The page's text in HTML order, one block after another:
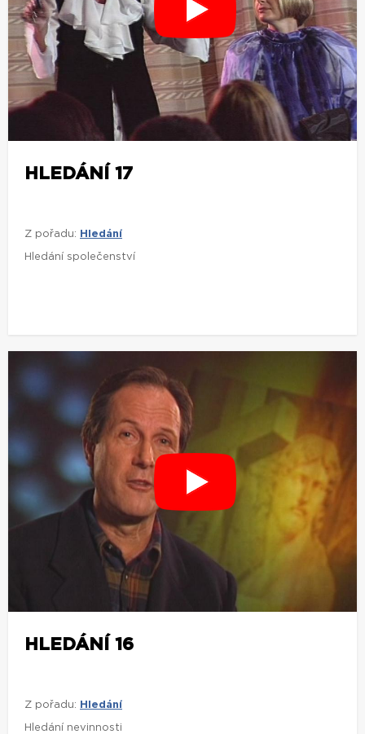
HLEDÁNÍ 17
Z pořadu: Hledání
Hledání společenství
HLEDÁNÍ 16
Z pořadu: Hledání
Hledání nevinnosti